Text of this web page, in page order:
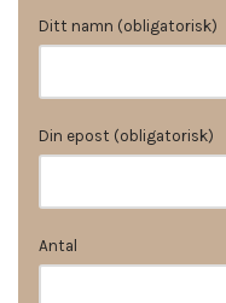
Ditt namn (obligatorisk)
Din epost (obligatorisk)
Antal